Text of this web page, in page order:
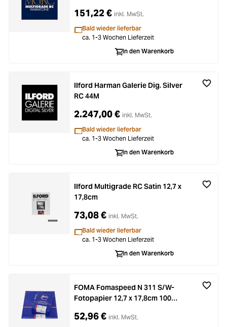
151,22 € inkl. MwSt.
Bald wieder lieferbar
ca. 1-3 Wochen Lieferzeit
In den Warenkorb
Ilford Harman Galerie Dig. Silver
RC 44M
2.247,00 € inkl. MwSt.
Bald wieder lieferbar
ca. 1-3 Wochen Lieferzeit
In den Warenkorb
Ilford Multigrade RC Satin 12,7 x
17,8cm
73,08 € inkl. MwSt.
Bald wieder lieferbar
ca. 1-3 Wochen Lieferzeit
In den Warenkorb
FOMA Fomaspeed N 311 S/W-
Fotopapier 12,7 x 17,8cm 100
52,96 € inkl. MwSt.